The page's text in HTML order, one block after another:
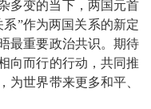
多变的当下，两国元首
”作为两国关系的新定
最重要政治共识。期待
向而行的行动，共同推
为世界带来更多和平、